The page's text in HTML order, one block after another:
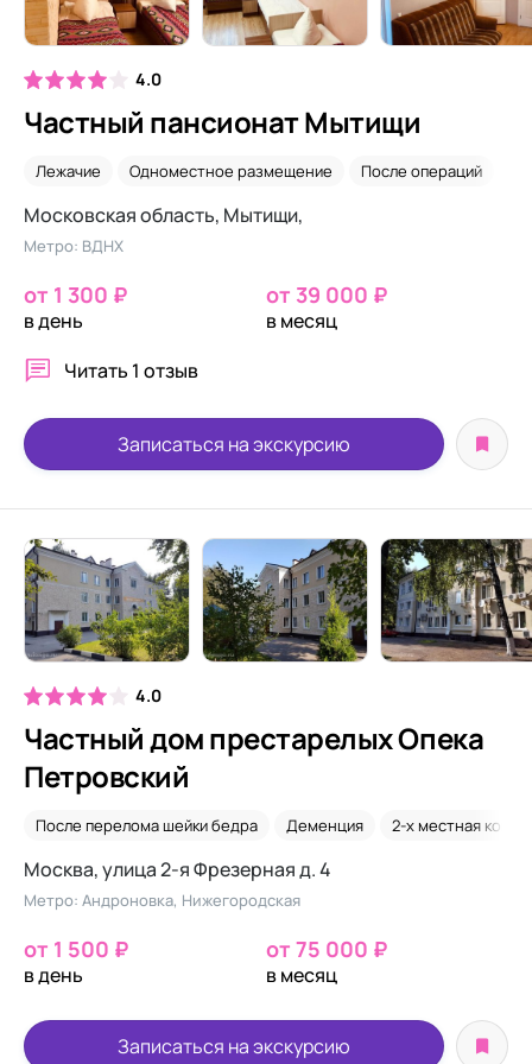
4.0
Частный пансионат Мытищи
Лежачие Одноместное размещение После операций
Московская область, Мытищи,
Метро: ВДНХ
от 1 300 ₽
в день
от 39 000 ₽
в месяц
Читать 1 отзыв
Записаться на экскурсию
4.0
Частный дом престарелых Опека
Петровский
После перелома шейки бедра Деменция 2-х местная
Москва, улица 2-я Фрезерная д. 4
Метро: Андроновка, Нижегородская
от 1 500 ₽
в день
от 75 000 ₽
в месяц
Записаться на экскурсию